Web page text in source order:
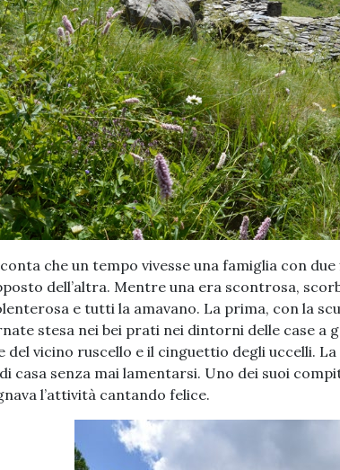
che un tempo vivesse una famiglia con
dell’altra. Mentre una era scontrosa,
e tutti la amavano. La prima, con la
stesa nei bei prati nei dintorni delle case a
del vicino ruscello e il cinguettio degli uccelli.
casa senza mai lamentarsi. Uno dei suoi
l’attività cantando felice.